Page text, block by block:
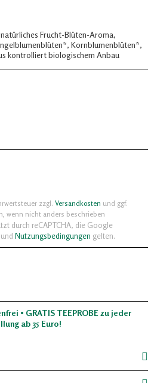
Frucht-Blüten-Aroma,
Kornblumenblüten*,
kontrolliert biologischem Anbau
zzgl. Versandkosten und ggf.
wenn nicht anders beschrieben
durch reCAPTCHA, die Google
Nutzungsbedingungen gelten.
• GRATIS TEEPROBE zu jeder
ab 35 Euro!